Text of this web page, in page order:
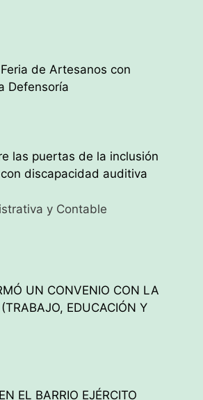
de Artesanos con
Defensoría
las puertas de la inclusión
discapacidad auditiva
y Contable
UN CONVENIO CON LA
EDUCACIÓN Y
EL BARRIO EJÉRCITO